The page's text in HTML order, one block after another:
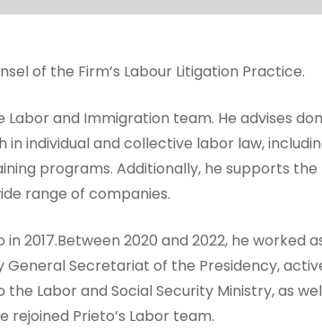
of the Firm’s Labour Litigation Practice.
Labor and Immigration team. He advises
individual and collective labor law,
programs. Additionally, he supports
range of companies.
in 2017.Between 2020 and 2022, he worked
General Secretariat of the Presidency,
Labor and Social Security Ministry, as
rejoined Prieto’s Labor team.